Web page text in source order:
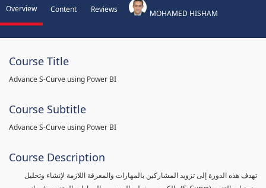
Overview Content Reviews MOHAMED HISHAM
Course Title
Advance S-Curve using Power BI
Course Subtitle
Advance S-Curve using Power BI
Course Description
تهدف هذه الدورة إلى تزويد المشاركين بالمهارات والمعرفة اللازمة لإنشاء وتحليل